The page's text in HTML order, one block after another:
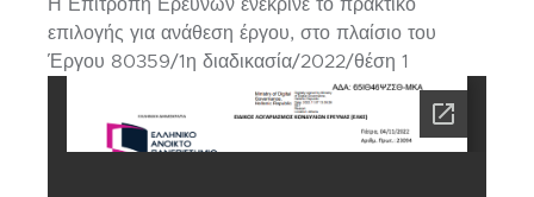
επιλογής για ανάθεση έργου, στο πλαίσιο του
Έργου 80359/1η διαδικασία/2022/θέση 1